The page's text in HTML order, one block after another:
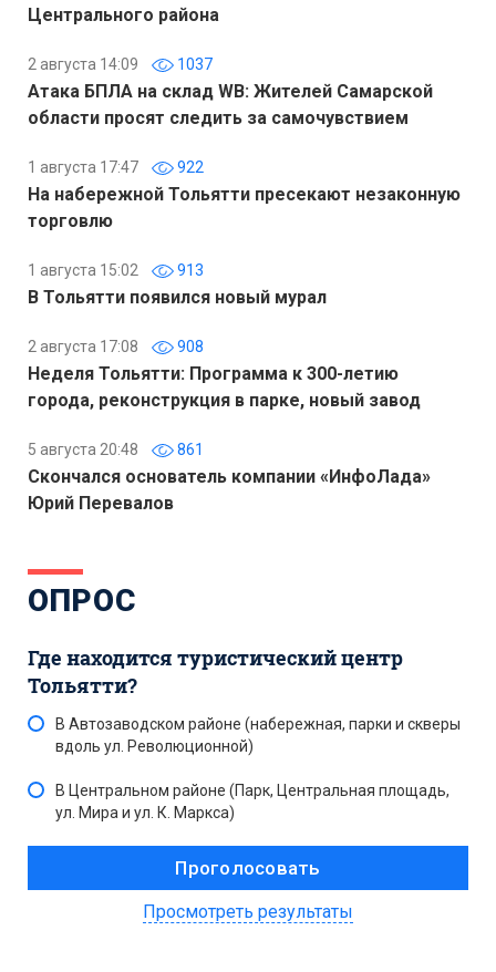
Центрального района
2 августа 14:09 1037
Атака БПЛА на склад WB: Жителей Самарской
области просят следить за самочувствием
1 августа 17:47 922
На набережной Тольятти пресекают незаконную
торговлю
1 августа 15:02 913
В Тольятти появился новый мурал
2 августа 17:08 908
Неделя Тольятти: Программа к 300-летию
города, реконструкция в парке, новый завод
5 августа 20:48 861
Скончался основатель компании «ИнфоЛада»
Юрий Перевалов
ОПРОС
Где находится туристический центр
Тольятти?
В Автозаводском районе (набережная, парки и скверы
вдоль ул. Революционной)
В Центральном районе (Парк, Центральная площадь,
ул. Мира и ул. К. Маркса)
Просмотреть результаты